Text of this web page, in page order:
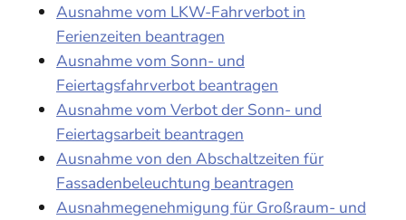
Ausnahme vom LKW-Fahrverbot in
Ferienzeiten beantragen
Ausnahme vom Sonn- und
Feiertagsfahrverbot beantragen
Ausnahme vom Verbot der Sonn- und
Feiertagsarbeit beantragen
Ausnahme von den Abschaltzeiten für
Fassadenbeleuchtung beantragen
Ausnahmegenehmigung für Großraum- und